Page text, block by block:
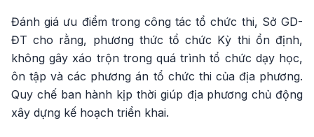
Đánh giá ưu điểm trong công tác tổ chức thi, Sở GD-
ĐT cho rằng, phương thức tổ chức Kỳ thi ổn định,
không gây xáo trộn trong quá trình tổ chức dạy học,
ôn tập và các phương án tổ chức thi của địa phương.
Quy chế ban hành kịp thời giúp địa phương chủ động
xây dựng kế hoạch triển khai.